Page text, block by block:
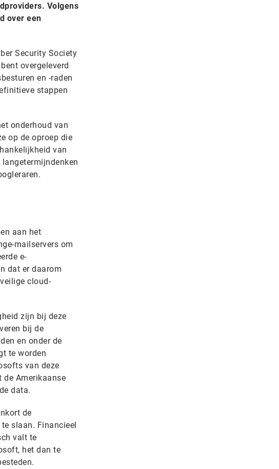
Volgens
over een
Security Society
overgeleverd
en -raden
stappen
onderhoud van
op de oproep die
van
aan het
mailservers om
e-
dat er daarom
cloud-
zijn bij deze
bij de
en onder de
te worden
van deze
de Amerikaanse
data.
de
slaan. Financieel
valt te
het dan te